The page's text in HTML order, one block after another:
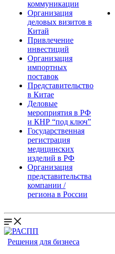
коммуникации
Организация
деловых визитов в
Китай
Привлечение
инвестиций
Организация
импортных
поставок
Представительство
в Китае
Деловые
мероприятия в РФ
и КНР “под ключ”
Государственная
регистрация
медицинских
изделий в РФ
Организация
представительства
компании /
региона в России
Решения для бизнеса